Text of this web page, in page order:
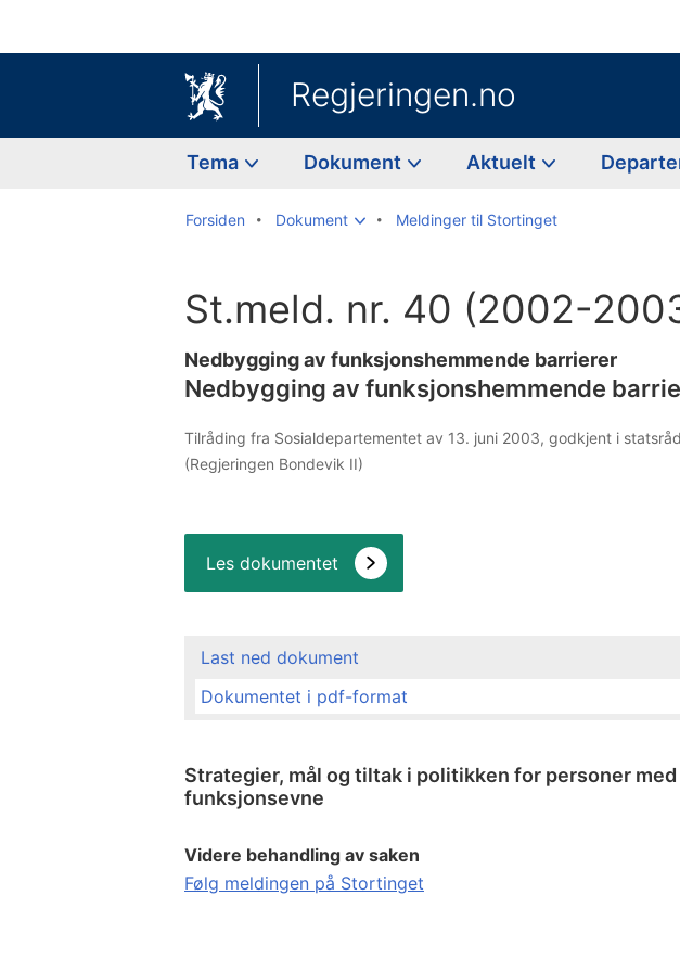
Regjeringen.no
Tema Dokument Aktuelt
Forsiden Dokument Meldinger til Stortinget
St.meld. nr. 40 (2002-
Nedbygging av funksjonshemmende barrierer
Nedbygging av funksjonshemmende
Tilråding fra Sosialdepartementet av 13. juni 2003, godkjent i
(Regjeringen Bondevik II)
Les dokumentet
Last ned dokument
Dokumentet i pdf-format
Strategier, mål og tiltak i politikken for personer
funksjonsevne
Videre behandling av saken
Følg meldingen på Stortinget